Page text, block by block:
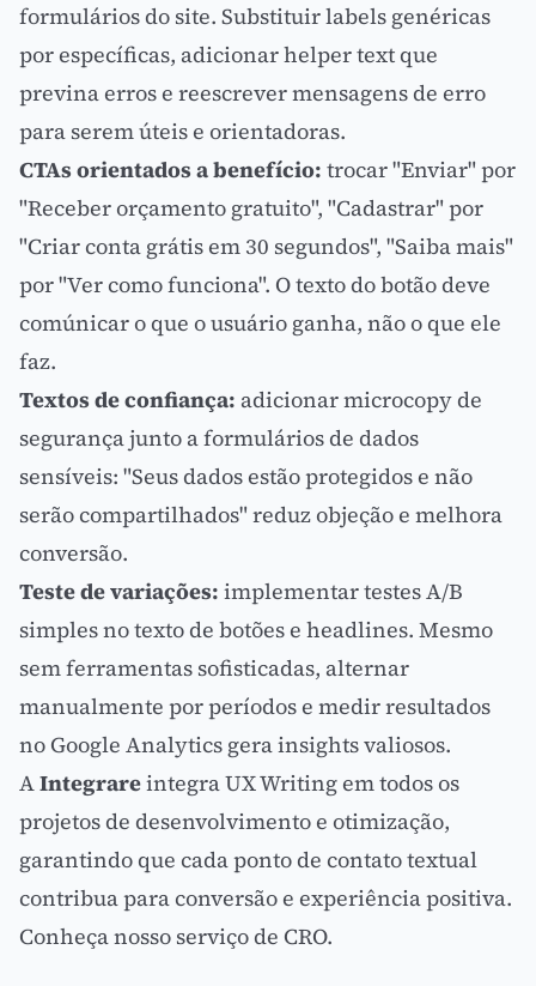
formulários do site. Substituir labels genéricas
por específicas, adicionar helper text que
previna erros e reescrever mensagens de erro
para serem úteis e orientadoras.
CTAs orientados a benefício: trocar "Enviar" por
"Receber orçamento gratuito", "Cadastrar" por
"Criar conta grátis em 30 segundos", "Saiba mais"
por "Ver como funciona". O texto do botão deve
comúnicar o que o usuário ganha, não o que ele
faz.
Textos de confiança: adicionar microcopy de
segurança junto a formulários de dados
sensíveis: "Seus dados estão protegidos e não
serão compartilhados" reduz objeção e melhora
conversão.
Teste de variações: implementartestes A/B
simples no texto de botões e headlines. Mesmo
sem ferramentas sofisticadas, alternar
manualmente por períodos e medir resultados
no Google Analytics gera insights valiosos.
AIntegrareintegra UX Writing em todos os
projetos de desenvolvimento e otimização,
garantindo que cada ponto de contato textual
contribua para conversão e experiência positiva.
Conheça nosso serviço de CRO.